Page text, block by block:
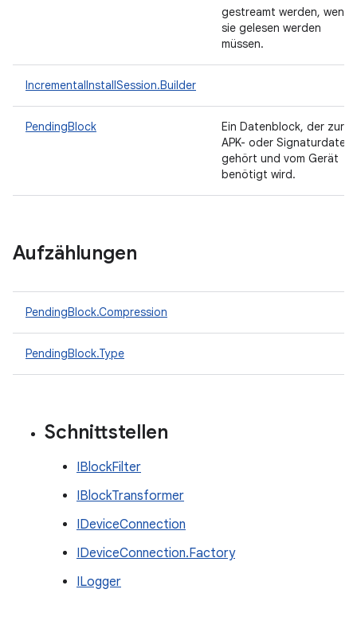
gestreamt werden, wenn
sie gelesen werden
müssen.
IncrementalInstallSession.Builder
PendingBlock
Ein Datenblock, der zur
APK- oder Signaturdatei
gehört und vom Gerät
benötigt wird.
Aufzählungen
PendingBlock.Compression
PendingBlock.Type
Schnittstellen
IBlockFilter
IBlockTransformer
IDeviceConnection
IDeviceConnection.Factory
ILogger